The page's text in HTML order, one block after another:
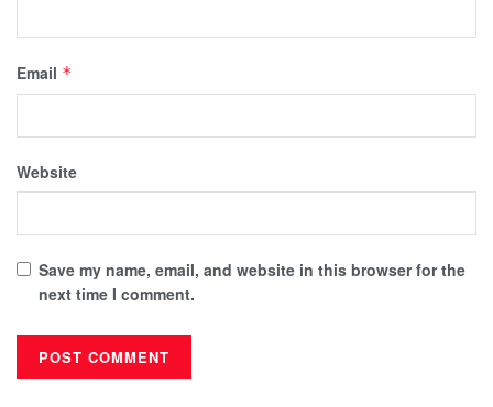
Email *
Website
Save my name, email, and website in this browser for the
next time I comment.